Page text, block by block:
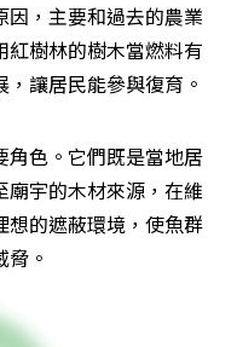
，主要和過去的農業
紅樹林的樹木當燃料有
讓居民能參與復育。
角色。它們既是當地居
廟宇的木材來源，在維
想的遮蔽環境，使魚群
。